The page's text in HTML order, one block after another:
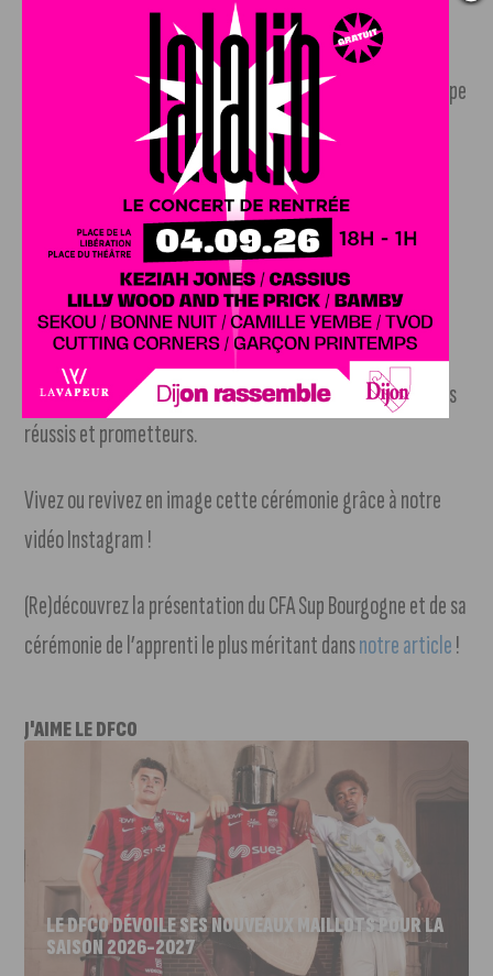
aux jeunes de réussir.»
Vincent Thomas, président de l’Université Bourgogne Europe
(UBE), rappelle le rôle du CFA dans l’employabilité des
Le CFA permet à 2 500 étudiants de l’UBE, de
suivre des études en alternance, améliorant ainsi leur
insertion professionnelle.»
Cette cérémonie a mis en lumière la qualité de
l’accompagnement proposé par le CFA Sup Bourgogne et la
valeur ajoutée de l’alternance pour construire des parcours
réussis et prometteurs.
Vivez ou revivez en image cette cérémonie grâce à notre
vidéo Instagram !
(Re)découvrez la présentation du CFA Sup Bourgogne et de sa
cérémonie de l’apprenti le plus méritant dansnotre article!
J'AIME LE DFCO
LE DFCO DÉVOILE SES NOUVEAUX MAILLOTS POUR LA
SAISON 2026-2027